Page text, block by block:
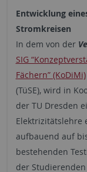
Entwicklung
Stromkreisen
In dem von der
SIG
Fächern” (KoDiMi)
(TüSE), wird in
der TU Dresden
Elektrizitätslehre
aufbauend auf
bestehenden
der